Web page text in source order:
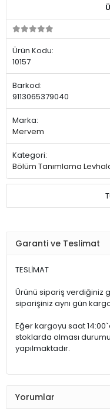
Ürün Kodu:
10157
Barkod:
9113065379040
Marka:
Mervem
Kategori:
Bölüm Tanımlama
Garanti ve Teslimat
TESLİMAT
Ürünü sipariş verdiğiniz
siparişiniz aynı gün
Eğer kargoyu saat
stoklarda olması
yapılmaktadır.
Yorumlar